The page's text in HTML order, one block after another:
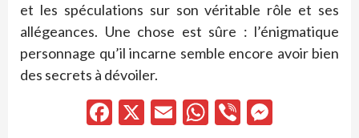
et les spéculations sur son véritable rôle et ses
allégeances. Une chose est sûre : l’énigmatique
personnage qu’il incarne semble encore avoir bien
des secrets à dévoiler.
Facebook
X EmailWhatsApp
Viber